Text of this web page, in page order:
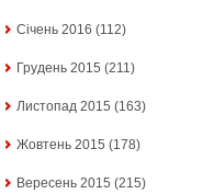
Січень 2016 (112)
Грудень 2015 (211)
Листопад 2015 (163)
Жовтень 2015 (178)
Вересень 2015 (215)